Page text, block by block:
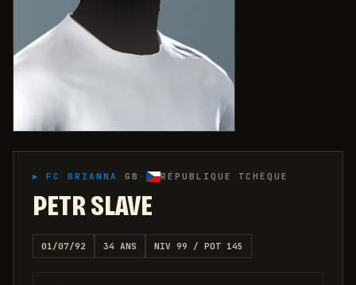
▸ FC BRIANNA · GB · RÉPUBLIQUE TCHÈQUE
PETR SLAVE
01/07/92 34 ANS NIV 99 / POT 145